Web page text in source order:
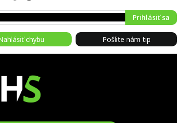
Prihlásiť sa
chybu Pošlite nám tip